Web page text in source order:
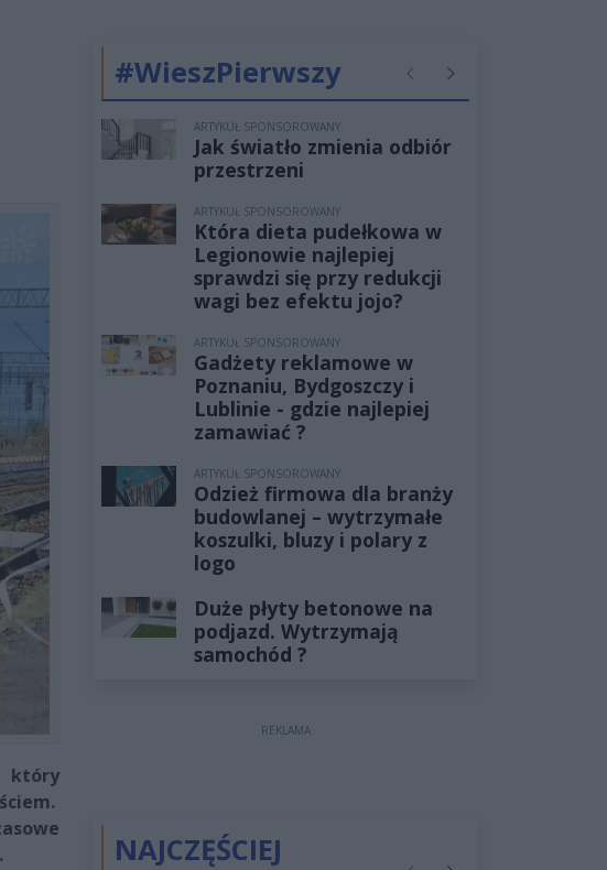
który
#WieszPierwszy PoprzednieNastępne
ARTYKUŁ SPONSOROWANY
Jak światło zmienia odbiór
przestrzeni
ARTYKUŁ SPONSOROWANY
Która dieta pudełkowa w
Legionowie najlepiej
sprawdzi się przy redukcji
wagi bez efektu jojo?
ARTYKUŁ SPONSOROWANY
Gadżety reklamowe w
Poznaniu, Bydgoszczy i
Lublinie - gdzie najlepiej
zamawiać ?
ARTYKUŁ SPONSOROWANY
Odzież firmowa dla branży
budowlanej – wytrzymałe
koszulki, bluzy i polary z
logo
Duże płyty betonowe na
podjazd. Wytrzymają
samochód ?
REKLAMA
NAJCZĘŚCIEJ